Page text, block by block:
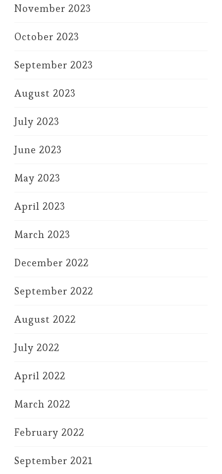
November 2023
October 2023
September 2023
August 2023
July 2023
June 2023
May 2023
April 2023
March 2023
December 2022
September 2022
August 2022
July 2022
April 2022
March 2022
February 2022
September 2021